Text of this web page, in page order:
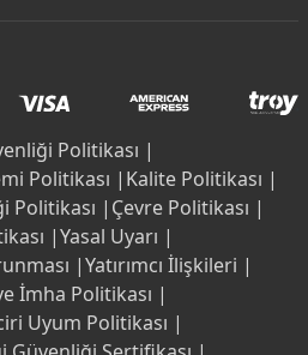
Politikası |
Politikası | Kalite Politikası |
Politikası | Çevre Politikası |
|Yasal Uyarı |
|Yatırımcı İlişkileri |
İmha Politikası |
Uyum Politikası |